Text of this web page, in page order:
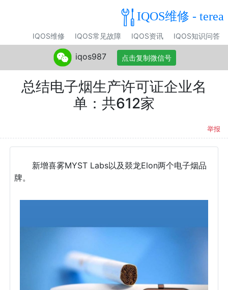
IQOS维修 - terea
IQOS维修 IQOS常见故障 IQOS资讯 IQOS知识问答
总结电子烟生产许可证企业名
单：共612家
举报
新增喜雾MYST Labs以及燚龙Elon两个电子烟品
牌。
iqos987 点击复制微信号